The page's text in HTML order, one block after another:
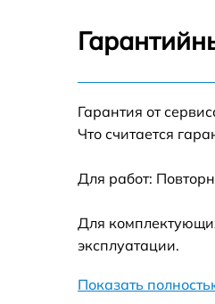
Гарантия от
Что считается
Для работ:
Для
эксплуатации.
Показать